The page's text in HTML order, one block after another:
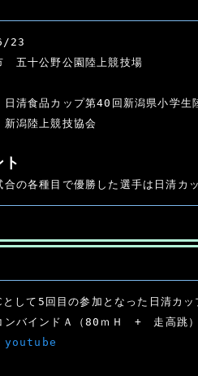
23
　五十公野公園陸上競技場
日清食品カップ第40回新潟県小学生
新潟陸上競技協会
合の各種目で優勝した選手は日清カ
して5回目の参加となった日清カッ
ンバインドＡ（80ｍＨ　+　走高跳
youtube